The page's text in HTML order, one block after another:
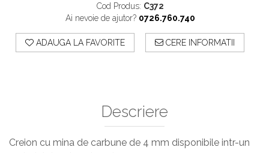
Cod Produs: C372
Ai nevoie de ajutor? 0726.760.740
ADAUGA LA FAVORITE CERE INFORMATII
Descriere
Creion cu mina de carbune de 4 mm disponibile intr-un